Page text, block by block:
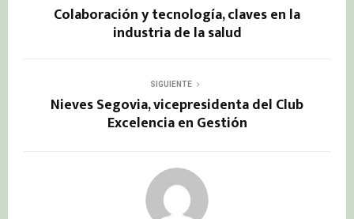
Colaboración y tecnología, claves en la
industria de la salud
SIGUIENTE
Nieves Segovia, vicepresidenta del Club
Excelencia en Gestión